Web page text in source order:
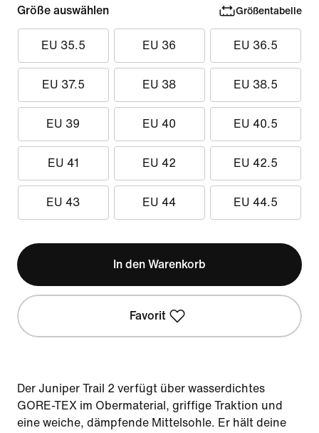
Größe auswählen Größentabelle
EU 35.5 EU 36 EU 36.5
EU 37.5 EU 38 EU 38.5
EU 39 EU 40 EU 40.5
EU 41 EU 42 EU 42.5
EU 43 EU 44 EU 44.5
In den Warenkorb
Favorit
Der Juniper Trail 2 verfügt über wasserdichtes
GORE-TEX im Obermaterial, griffige Traktion und
eine weiche, dämpfende Mittelsohle. Er hält deine